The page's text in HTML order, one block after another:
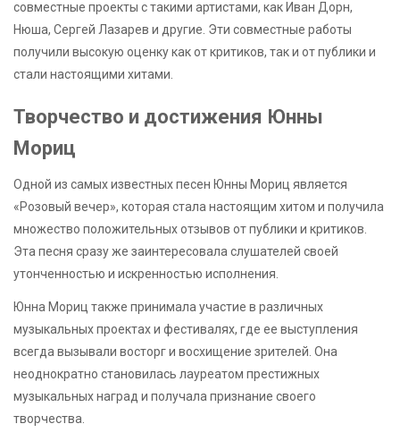
совместные проекты с такими артистами, как Иван Дорн,
Нюша, Сергей Лазарев и другие. Эти совместные работы
получили высокую оценку как от критиков, так и от публики и
стали настоящими хитами.
Творчество и достижения Юнны
Мориц
Одной из самых известных песен Юнны Мориц является
«Розовый вечер», которая стала настоящим хитом и получила
множество положительных отзывов от публики и критиков.
Эта песня сразу же заинтересовала слушателей своей
утонченностью и искренностью исполнения.
Юнна Мориц также принимала участие в различных
музыкальных проектах и фестивалях, где ее выступления
всегда вызывали восторг и восхищение зрителей. Она
неоднократно становилась лауреатом престижных
музыкальных наград и получала признание своего
творчества.